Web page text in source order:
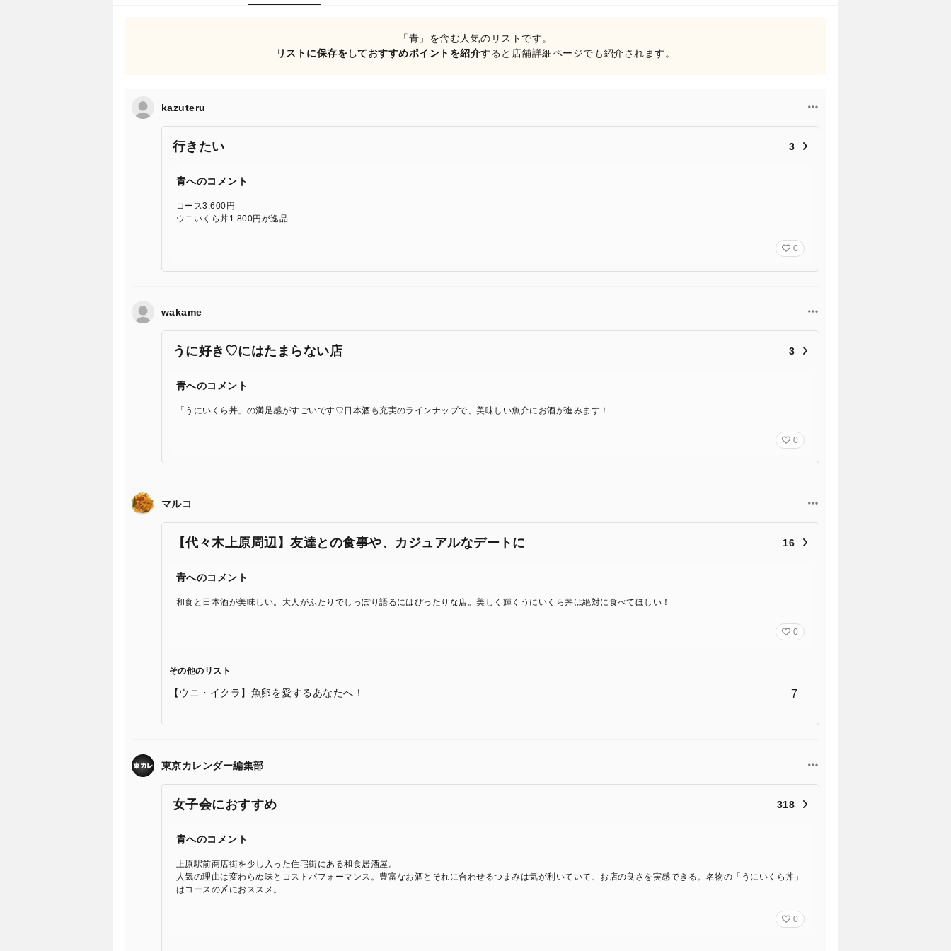
「青」を含む人気のリストです。
リストに保存をしておすすめポイントを紹介すると店舗詳細ページでも紹介されます。
kazuteru
行きたい 3
青へのコメント
コース3.600円
ウニいくら丼1.800円が逸品
0
wakame
うに好き♡にはたまらない店 3
青へのコメント
「うにいくら丼」の満足感がすごいです♡日本酒も充実のラインナップで、美味しい魚介にお酒が進みます！
0
マルコ
【代々木上原周辺】友達との食事や、カジュアルなデートに 16
青へのコメント
和食と日本酒が美味しい。大人がふたりでしっぽり語るにはぴったりな店。美しく輝くうにいくら丼は絶対に食べてほしい！
0
その他のリスト
【ウニ・イクラ】魚卵を愛するあなたへ！ 7
東京カレンダー編集部
女子会におすすめ 318
青へのコメント
上原駅前商店街を少し入った住宅街にある和食居酒屋。
人気の理由は変わらぬ味とコストパフォーマンス。豊富なお酒とそれに合わせるつまみは気が利いていて、お店の良さを実感できる。名物の「うにいくら丼」
はコースの〆におススメ。
0